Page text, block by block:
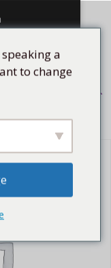
2014
a
to change